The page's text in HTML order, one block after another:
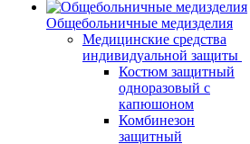
Общебольничные медизделия
Медицинские средства
индивидуальной защиты
Костюм защитный
одноразовый с
капюшоном
Комбинезон
защитный